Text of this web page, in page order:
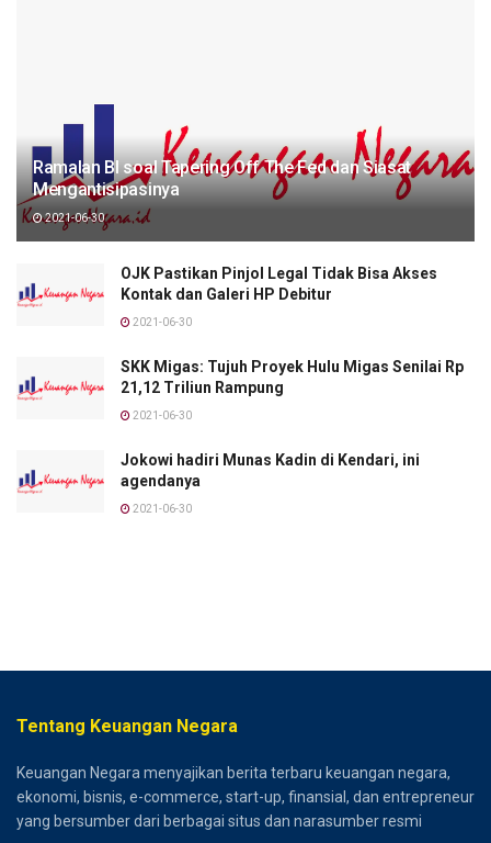
Ramalan BI soal Tapering Off The Fed dan Siasat
Mengantisipasinya
2021-06-30
OJK Pastikan Pinjol Legal Tidak Bisa Akses
Kontak dan Galeri HP Debitur
2021-06-30
SKK Migas: Tujuh Proyek Hulu Migas Senilai Rp
21,12 Triliun Rampung
2021-06-30
Jokowi hadiri Munas Kadin di Kendari, ini
agendanya
2021-06-30
Tentang Keuangan Negara
Keuangan Negara menyajikan berita terbaru keuangan negara,
ekonomi, bisnis, e-commerce, start-up, finansial, dan entrepreneur
yang bersumber dari berbagai situs dan narasumber resmi